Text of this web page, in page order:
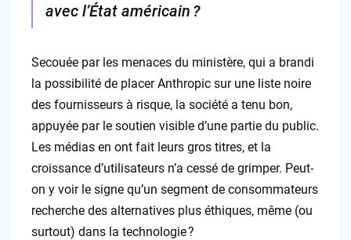
avec l’État américain ?
Secouée par les menaces du ministère, qui a brandi
la possibilité de placer Anthropic sur une liste noire
des fournisseurs à risque, la société a tenu bon,
appuyée par le soutien visible d’une partie du public.
Les médias en ont fait leurs gros titres, et la
croissance d’utilisateurs n’a cessé de grimper. Peut-
on y voir le signe qu’un segment de consommateurs
recherche des alternatives plus éthiques, même (ou
surtout) dans la technologie ?